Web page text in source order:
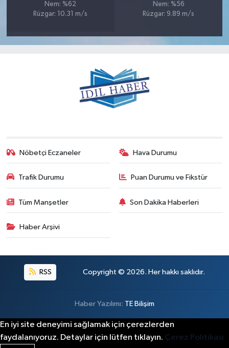
Nem: %62
Rüzgar: 10.31 m/s
Nem: %56
Rüzgar: 9.89 m/s
Nöbetçi Eczaneler Hava Durumu
Trafik Durumu Puan Durumu ve Fikstür
Tüm Manşetler Son Dakika Haberleri
Haber Arşivi
RSS Copyright © 2026. Her hakkı saklıdır.
Haber Yazılımı: TE Bilişim
En iyi site deneyimi sağlamak için çerezlerden
faydalanıyoruz. Detaylar için lütfen tıklayın. Çerez Politikası